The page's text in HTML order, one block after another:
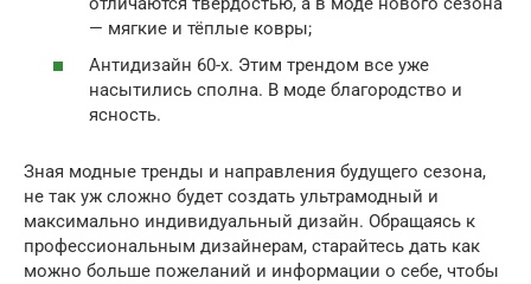
— мягкие и тёплые ковры;
Антидизайн 60-х. Этим трендом все уже
насытились сполна. В моде благородство и
ясность.
Зная модные тренды и направления будущего сезона,
не так уж сложно будет создать ультрамодный и
максимально индивидуальный дизайн. Обращаясь к
профессиональным дизайнерам, старайтесь дать как
можно больше пожеланий и информации о себе, чтобы